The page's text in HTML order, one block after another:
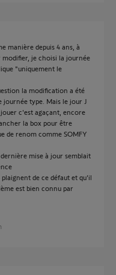
manière depuis 4 ans, à
modifier, je choisi la journée
"uniquement le
la modification a été
journée type. Mais le jour J
c'est agaçant, encore
la box pour être
de renom comme SOMFY
mise à jour semblait
de ce défaut et qu'il
est bien connu par